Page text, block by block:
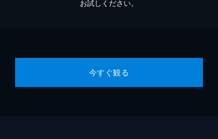
お試しください。
今すぐ観る